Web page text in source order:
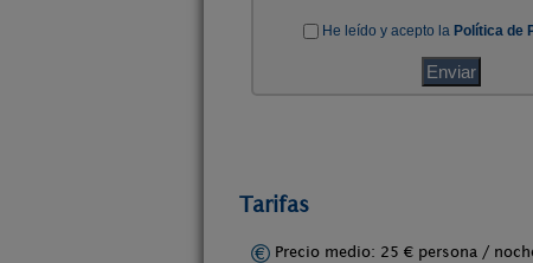
Tarifas
Precio medio: 25 € persona /